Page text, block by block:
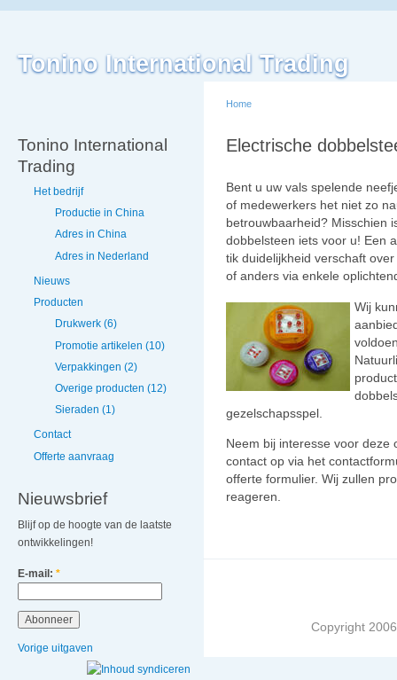
Tonino International Trading
Tonino International
Trading
Het bedrijf
Productie in China
Adres in China
Adres in Nederland
Nieuws
Producten
Drukwerk (6)
Promotie artikelen (10)
Verpakkingen (2)
Overige producten (12)
Sieraden (1)
Contact
Offerte aanvraag
Nieuwsbrief
Blijf op de hoogte van de laatste
ontwikkelingen!
E-mail: *
Vorige uitgaven
Home
Electrische
Bent u uw vals spelende
of medewerkers het niet zo
betrouwbaarheid? Misschien
dobbelsteen iets voor u! Een
tik duidelijkheid verschaft
of anders via enkele
Wij
gezelschapsspel.
Neem bij interesse voor deze
contact op via het
offerte formulier. Wij zullen
reageren.
Copyright